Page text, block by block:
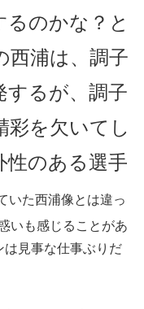
のかな？と
西浦は、調子
するが、調子
彩を欠いてし
性のある選手
いた西浦像とは違っ
いも感じることがあ
は見事な仕事ぶりだ